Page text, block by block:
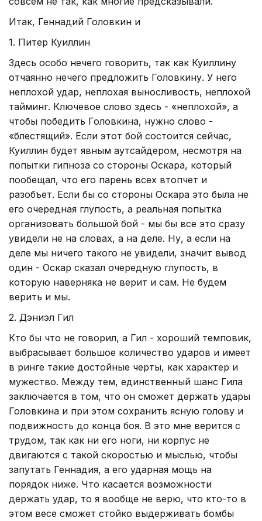
Итак, Геннадий Головкин и
1. Питер Куиллин
Здесь особо нечего говорить, так как Куиллину
отчаянно нечего предложить Головкину. У него
неплохой удар, неплохая выносливость, неплохой
тайминг. Ключевое слово здесь - «неплохой», а
чтобы победить Головкина, нужно слово -
«блестящий». Если этот бой состоится сейчас,
Куиллин будет явным аутсайдером, несмотря на
попытки гипноза со стороны Оскара, который
пообещал, что его парень всех втопчет и
разобъет. Если бы со стороны Оскара это была не
его очередная глупость, а реальная попытка
организовать большой бой - мы бы все это сразу
увидели не на словах, а на деле. Ну, а если на
деле мы ничего такого не увидели, значит вывод
один - Оскар сказал очередную глупость, в
которую наверняка не верит и сам. Не будем
верить и мы.
2. Дэниэл Гил
Кто бы что не говорил, а Гил - хороший темповик,
выбрасывает большое количество ударов и имеет
в ринге такие достойные черты, как характер и
мужество. Между тем, единственный шанс Гила
заключается в том, что он сможет держать удары
Головкина и при этом сохранить ясную голову и
подвижность до конца боя. В это мне верится с
трудом, так как ни его ноги, ни корпус не
двигаются с такой скоростью и мыслью, чтобы
запутать Геннадия, а его ударная мощь на
порядок ниже. Что касается возможности
держать удар, то я вообще не верю, что кто-то в
этом весе сможет стойко выдерживать бомбы